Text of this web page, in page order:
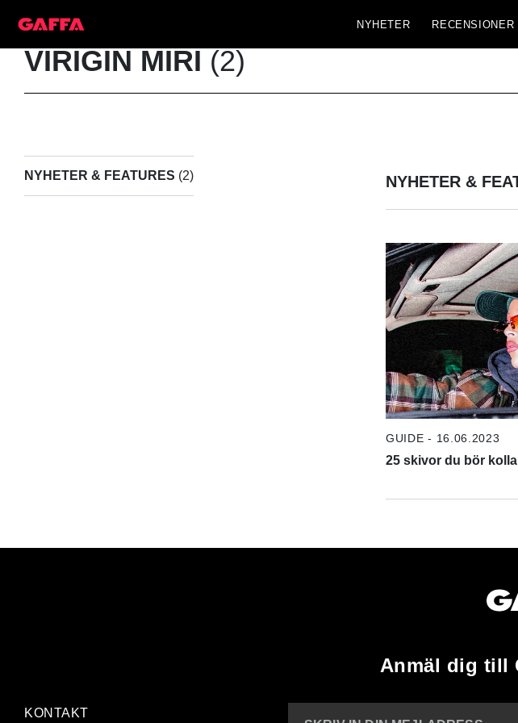
NYHETER RECENSIONER
VIRIGIN MIRI (2)
NYHETER & FEATURES (2) NYHETER &
GUIDE - 16.06.2023
25 skivor du bör
Anmäl dig till
KONTAKT